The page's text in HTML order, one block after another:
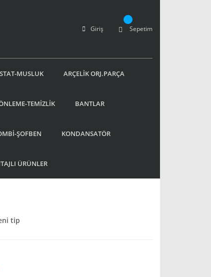
Giriş Sepetim
MUSLUK ARÇELİK ORJ.PARÇA
TEMİZLİK BANTLAR
ŞOFBEN KONDANSATÖR
ÜRÜNLER
tip